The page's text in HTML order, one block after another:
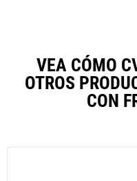
VEA CÓMO
OTROS
CON